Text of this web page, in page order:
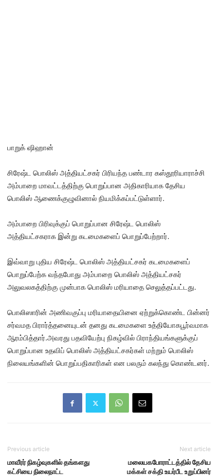
பாறுக் ஷிஹான்
சிரேஷ்ட பொலிஸ் அத்தியட்சகர் பிரியந்த பண்டார கஸ்தூரியாராச்சி
அம்பாறை மாவட்டத்திற்கு பொறுப்பான அதிகாரியாக தேசிய
பொலிஸ் ஆணைக்குழுவினால் நியமிக்கப்பட்டுள்ளார்.
அம்பாறை பிரிவுக்குப் பொறுப்பான சிரேஷ்ட பொலிஸ்
அத்தியட்சகராக இன்று கடமைகளைப் பொறுப்பேற்றார்.
இவ்வாறு புதிய சிரேஷ்ட பொலிஸ் அத்தியட்சகர் கடமைகளைப்
பொறுப்பேற்க வந்தபோது அம்பாறை பொலிஸ் அத்தியட்சகர்
அலுவலகத்திற்கு முன்பாக பொலிஸ் மரியாதை செலுத்தப்பட்டது.
பொலிஸாரின் அணிவகுப்பு மரியாதையினை ஏற்றுக்கொண்ட பின்னர்
சர்வமத பிரார்த்தனையுடன் தனது கடமைகளை உத்தியோகபூர்வமாக
ஆரம்பித்தார்.அவரது பதவியேற்பு நிகழ்வில் பிராந்தியங்களுக்குப்
பொறுப்பான உதவிப் பொலிஸ் அத்தியட்சகர்கள் மற்றும் பொலிஸ்
நிலையங்களின் பொறுப்பதிகாரிகள் என பலரும் கலந்து கொண்டனர்.
Previous article
மாவீரர் நிகழ்வுகளில் தங்களது
கட்சியை நிலைநாட்ட
Next article
மலையகபோராட்டத்தில் தேசிய
மக்கள் சக்தி உயர்பீட உறுப்பினர்